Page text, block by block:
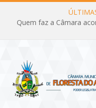
Quem faz a Câmara